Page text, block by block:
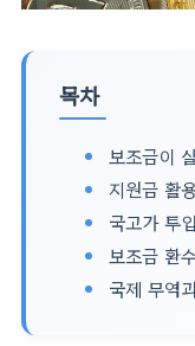
목차
보조금이
지원금 활
국고가 투
보조금 환
국제 무역